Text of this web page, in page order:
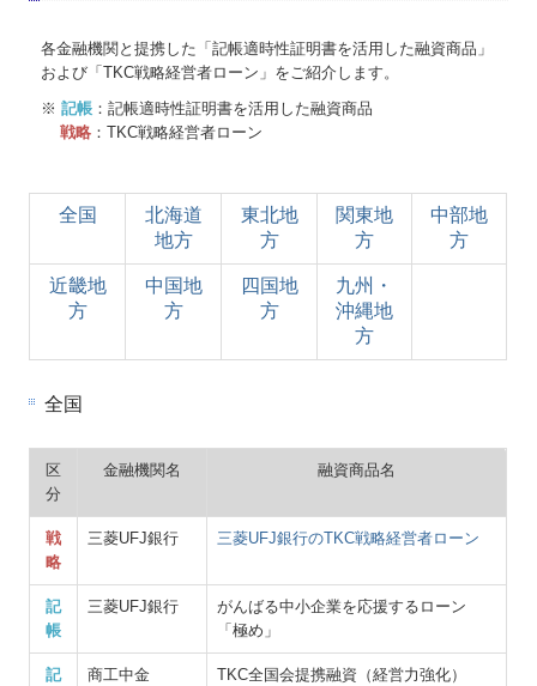
各金融機関と提携した「記帳適時性証明書を活用した融資商品」
および「TKC戦略経営者ローン」をご紹介します。
※記帳 ：記帳適時性証明書を活用した融資商品
戦略 ：TKC戦略経営者ローン
全国
北海道
地方
東北地
方
関東地
方
中部地
方
近畿地
方
中国地
方
四国地
方
九州・
沖縄地
方
全国
区
分
金融機関名 融資商品名
戦
略
三菱UFJ銀行 三菱UFJ銀行のTKC戦略経営者ローン
記
帳
三菱UFJ銀行
がんばる中小企業を応援するローン
「極め」
記
商工中金 TKC全国会提携融資（経営力強化）